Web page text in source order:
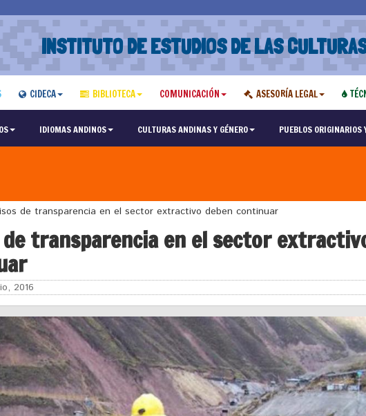
INSTITUTO DE ESTUDIOS DE LAS
CIDECA BIBLIOTECA COMUNICACIÓN ASESORÍA LEGAL
IDIOMAS ANDINOS CULTURAS ANDINAS Y GÉNERO PUEBLOS
de transparencia en el sector extractivo deben continuar
de transparencia en el sector
2016